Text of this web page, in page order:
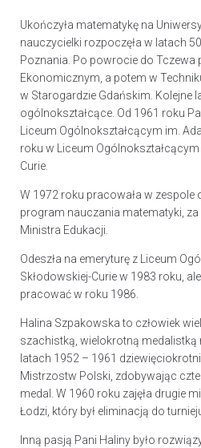
Ukończyła matematykę na
nauczycielki rozpoczęła w latach
Poznania. Po powrocie do Tczewa
Ekonomicznym, a potem w
w Starogardzie Gdańskim. Kolejne
ogólnokształcące. Od 1961 roku
Liceum Ogólnokształcącym im.
roku w Liceum
Curie.
W 1972 roku pracowała w
program nauczania matematyki,
Ministra Edukacji.
Odeszła na emeryturę z Liceum
Skłodowskiej-Curie w 1983 roku,
pracować w roku 1986.
Halina Szpakowska to człowiek
szachistką, wielokrotną
latach 1952 – 1961
Mistrzostw Polski, zdobywając
medal. W 1960 roku zajęła drugie
Łodzi, który był eliminacją do
Inną pasją Pani Haliny było